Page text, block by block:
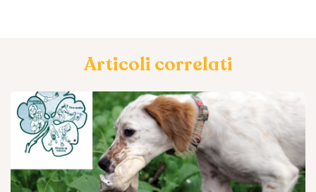
Articoli correlati